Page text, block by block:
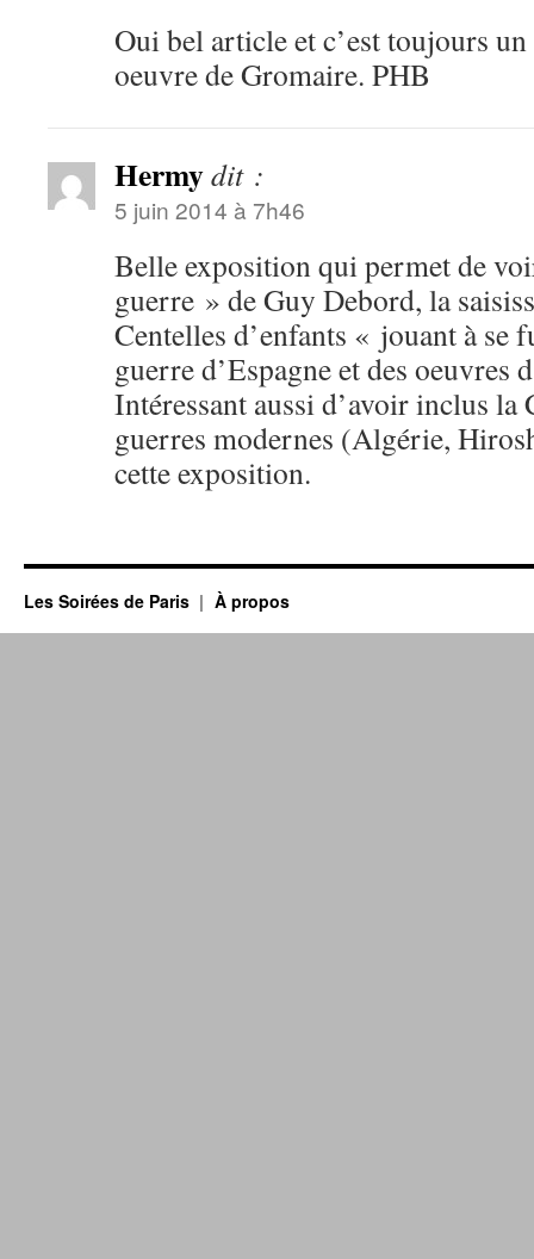
Oui bel article et c’est toujours
oeuvre de Gromaire. PHB
Hermydit :
5 juin 2014 à 7h46
Belle exposition qui permet de
guerre » de Guy Debord, la
Centelles d’enfants « jouant à se
guerre d’Espagne et des oeuvres
Intéressant aussi d’avoir inclus la
guerres modernes (Algérie,
cette exposition.
Les Soirées de Paris À propos